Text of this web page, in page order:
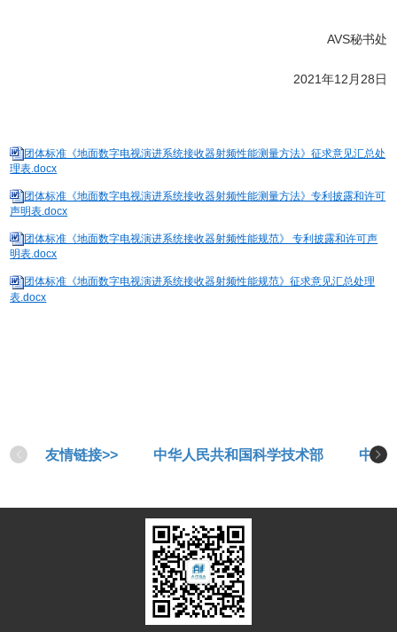
AVS秘书处
2021 年12 月 28 日
团体标准《地面数字电视演进系统接收器射频性能测量方法》征求意见汇总处
理表.docx
团体标准《地面数字电视演进系统接收器射频性能测量方法》专利披露和许可
声明表.docx
团体标准《地面数字电视演进系统接收器射频性能规范》 专利披露和许可声
明表.docx
团体标准《地面数字电视演进系统接收器射频性能规范》征求意见汇总处理
表.docx
友情链接>> 中华人民共和国科学技术部 中华